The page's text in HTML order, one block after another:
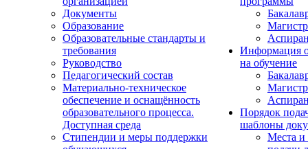
Документы
Образование
Образовательные стандарты и
требования
Руководство
Педагогический состав
Материально-техническое
обеспечение и оснащённость
образовательного процесса.
Доступная среда
Стипендии и меры поддержки
Информация
на обучение
Порядок
шаблоны
Места и